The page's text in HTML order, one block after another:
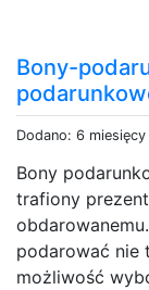
Bony-
Dodano: 6
Bony
trafiony
podarować nie
możliwość